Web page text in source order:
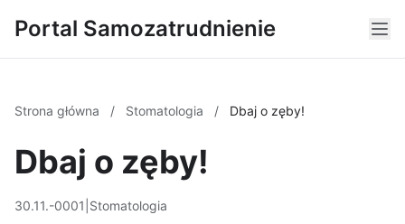
Portal Samozatrudnienie
Strona główna / Stomatologia / Dbaj o zęby!
Dbaj o zęby!
30.11.-0001 Stomatologia